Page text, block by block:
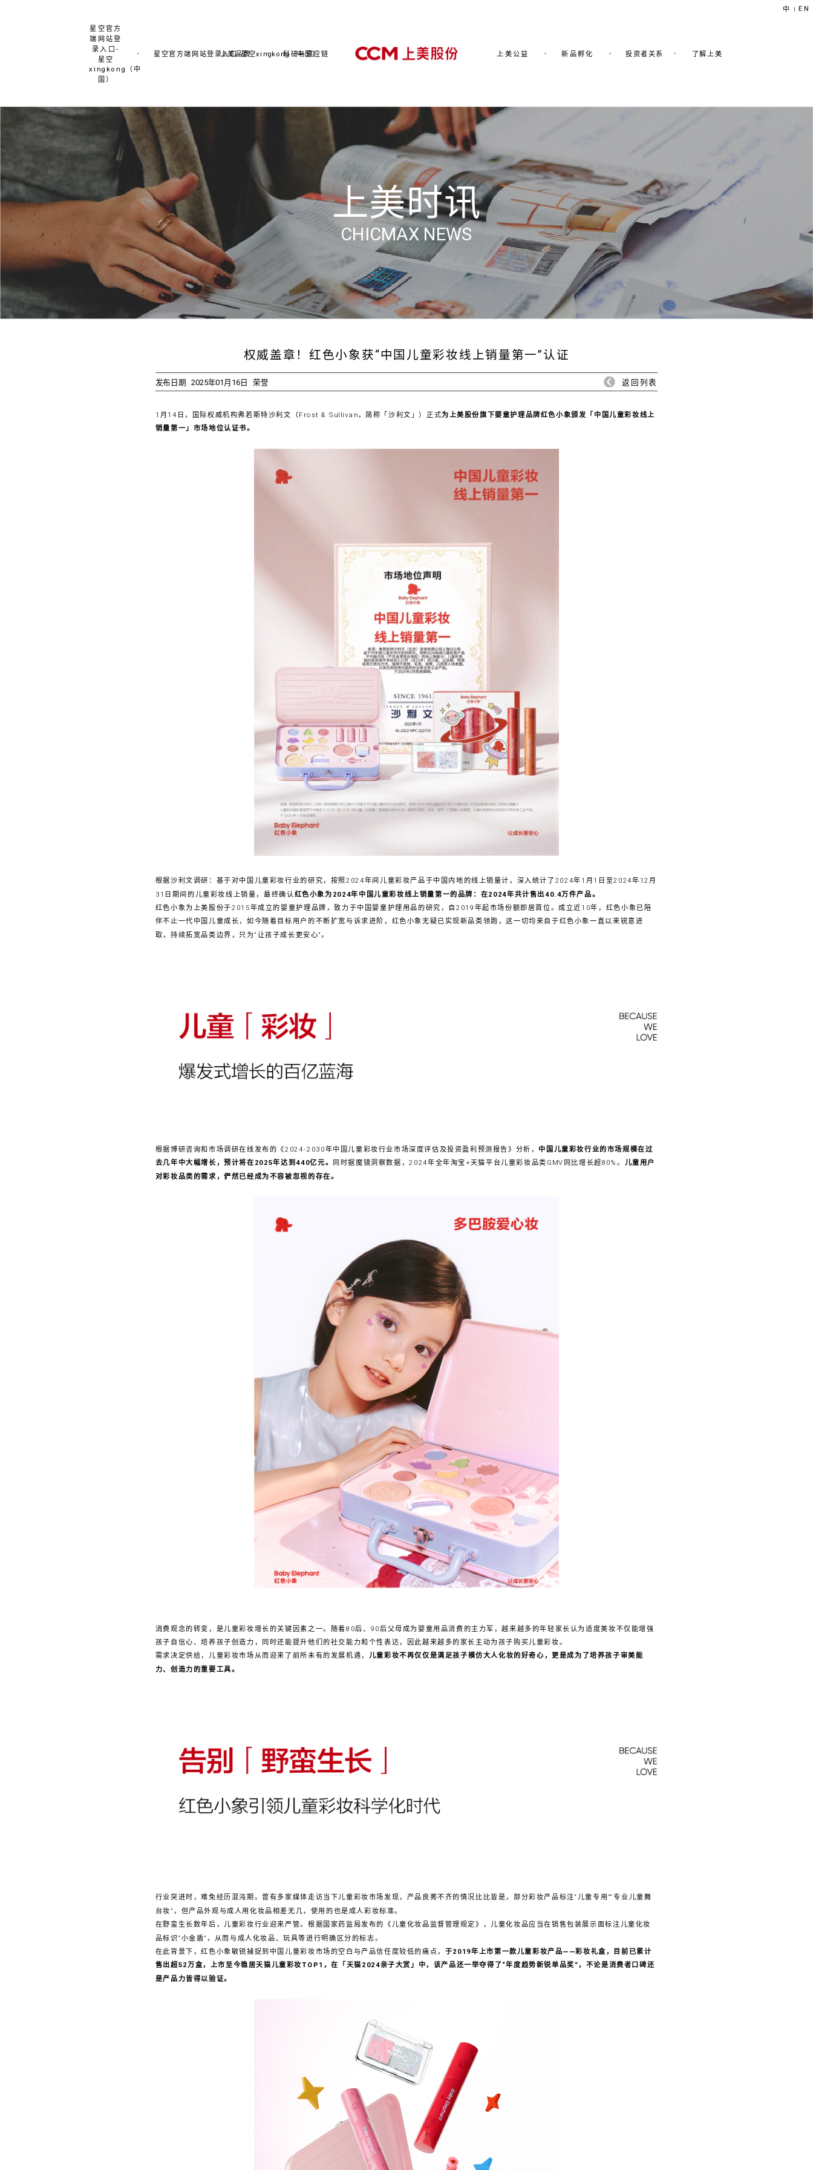
星空官方
端网站登
录入口-
星空
xingkong（中
国）
星空官方端网站登录入口-星空xingkong（中国）
上美品牌 科研与供应链 上美公益 新品孵化 投资者关系 了解上美
中 | EN
上美时讯
CHICMAX NEWS
权威盖章！红色小象获“中国儿童彩妆线上销量第一”认证
发布日期 2025年01月16日 荣誉 返回列表
1月14日，国际权威机构弗若斯特沙利文（Frost & Sullivan，简称「沙利文」）正式为上美股份旗下婴童护理品牌红色小象颁发「中国儿童彩妆线上
销量第一」市场地位认证书。
根据沙利文调研：基于对中国儿童彩妆行业的研究，按照2024年间儿童彩妆产品于中国内地的线上销量计，深入统计了2024年1月1日至2024年12月
31日期间的儿童彩妆线上销量，最终确认 红色小象为2024年中国儿童彩妆线上销量第一的品牌：在2024年共计售出40.4万件产品。
红色小象为上美股份于2015年成立的婴童护理品牌，致力于中国婴童护理用品的研究，自2019年起市场份额即居首位。成立近10年，红色小象已陪
伴不止一代中国儿童成长，如今随着目标用户的不断扩宽与诉求进阶，红色小象无疑已实现新品类领跑，这一切均来自于红色小象一直以来锐意进
取，持续拓宽品类边界，只为“让孩子成长更安心”。
根据博研咨询和市场调研在线发布的《2024-2030年中国儿童彩妆行业市场深度评估及投资盈利预测报告》分析， 中国儿童彩妆行业的市场规模在过
去几年中大幅增长，预计将在2025年达到440亿元。 同时据魔镜洞察数据，2024年全年淘宝+天猫平台儿童彩妆品类GMV同比增长超80%。 儿童用户
对彩妆品类的需求，俨然已经成为不容被忽视的存在。
消费观念的转变，是儿童彩妆增长的关键因素之一。随着80后、90后父母成为婴童用品消费的主力军，越来越多的年轻家长认为适度美妆不仅能增强
孩子自信心、培养孩子创造力，同时还能提升他们的社交能力和个性表达，因此越来越多的家长主动为孩子购买儿童彩妆。
需求决定供给，儿童彩妆市场从而迎来了前所未有的发展机遇， 儿童彩妆不再仅仅是满足孩子模仿大人化妆的好奇心，更是成为了培养孩子审美能
力、创造力的重要工具。
行业突进时，难免经历混沌期。曾有多家媒体走访当下儿童彩妆市场发现，产品良莠不齐的情况比比皆是，部分彩妆产品标注“儿童专用”“专业儿童舞
台妆”，但产品外观与成人用化妆品相差无几，使用的也是成人彩妆标准。
在野蛮生长数年后，儿童彩妆行业迎来严管。根据国家药监局发布的《儿童化妆品监督管理规定》，儿童化妆品应当在销售包装展示面标注儿童化妆
品标识“小金盾”，从而与成人化妆品、玩具等进行明确区分的标志。
在此背景下，红色小象敏锐捕捉到中国儿童彩妆市场的空白与产品信任度较低的痛点， 于2019年上市第一款儿童彩妆产品——彩妆礼盒，目前已累计
售出超52万盒，上市至今稳居天猫儿童彩妆TOP1，在「天猫2024亲子大赏」中，该产品还一举夺得了“年度趋势新锐单品奖”，不论是消费者口碑还
是产品力皆得以验证。